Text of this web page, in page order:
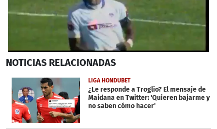
seconds
37
seconds
NOTICIAS RELACIONADAS
LIGA HONDUBET
¿Le responde a Troglio? El mensaje de
Maidana en Twitter: 'Quieren bajarme y
no saben cómo hacer'